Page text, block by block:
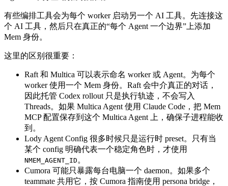
有些编排工具会为每个 worker 启动另一个 AI 工具。先连接这
个 AI 工具，然后只在真正的“每个 Agent 一个边界”上添加
Mem 身份。
这里的区别很重要：
Raft 和 Multica 可以表示命名 worker 或 Agent。为每个
worker 使用一个 Mem 身份。Raft 会中介真正的对话，
因此托管 Codex rollout 只是执行轨迹，不会写入
Threads。如果 Multica Agent 使用 Claude Code，把 Mem
MCP 配置保存到这个 Multica Agent 上，确保子进程能收
到。
Lody Agent Config 很多时候只是运行时 preset。只有当
某个 config 明确代表一个稳定角色时，才使用
NMEM_AGENT_ID 。
Cumora 可能只暴露每台电脑一个 daemon。如果多个
teammate 共用它，按 Cumora 指南使用 persona bridge，